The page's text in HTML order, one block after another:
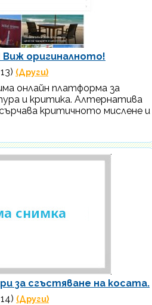
Виж оригиналното!
(Други)
онлайн платформа за
и критика. Алтернатива
критичното мислене и
за сгъстяване на косата.
(Други)